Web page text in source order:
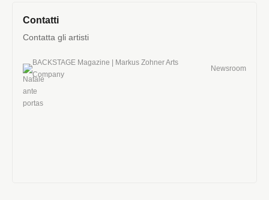
Contatti
Contatta gli artisti
BACKSTAGE Magazine | Markus Zohner Arts
Company
Newsroom